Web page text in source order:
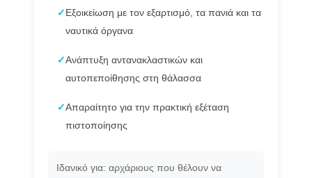
✓ Εξοικείωση με τον εξαρτισμό, τα πανιά και τα
ναυτικά όργανα
✓Ανάπτυξη αντανακλαστικών και
αυτοπεποίθησης στη θάλασσα
✓Απαραίτητο για την πρακτική εξέταση
πιστοποίησης
Ιδανικό για: αρχάριους που θέλουν να